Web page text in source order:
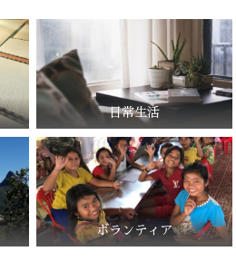
日常生活
ボランティア